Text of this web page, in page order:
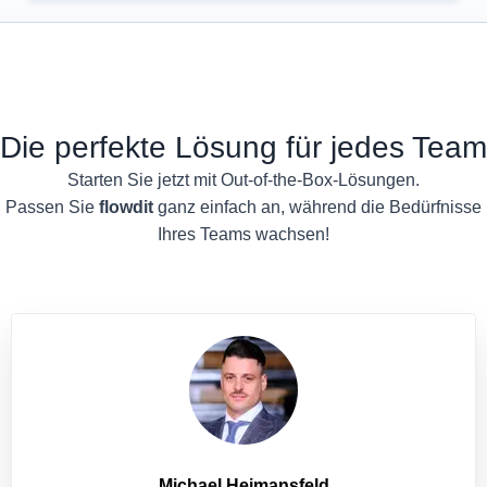
Die perfekte Lösung für jedes Team
Starten Sie jetzt mit Out-of-the-Box-Lösungen.
Passen Sie flowdit ganz einfach an, während die Bedürfnisse
Ihres Teams wachsen!